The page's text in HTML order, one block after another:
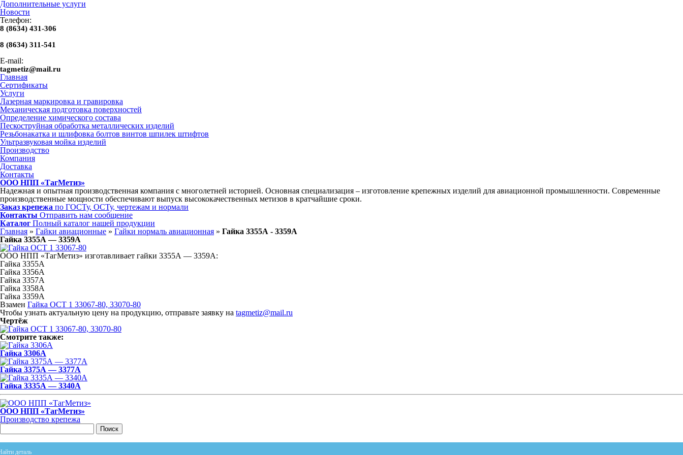
Дополнительные услуги
Новости
Телефон:
8 (8634) 431-306
8 (8634) 311-541
E-mail:
tagmetiz@mail.ru
Главная
Сертификаты
Услуги
Лазерная маркировка и гравировка
Механическая подготовка поверхностей
Определение химического состава
Пескоструйная обработка металлических изделий
Резьбонакатка и шлифовка болтов винтов шпилек штифтов
Ультразвуковая мойка изделий
Производство
Компания
Доставка
Контакты
ООО НПП «ТагМетиз»
Надежная и опытная производственная компания с многолетней историей. Основная специализация – изготовление крепежных изделий для авиационной промышленности. Современные
производственные мощности обеспечивают выпуск высококачественных метизов в кратчайшие сроки.
Заказ крепежа по ГОСТу, ОСТу, чертежам и нормали
Контакты Отправить нам сообщение
Каталог Полный каталог нашей продукции
Главная » Гайки авиационные » Гайки нормаль авиационная » Гайка 3355А - 3359А
Гайка 3355А — 3359А
ООО НПП «ТагМетиз» изготавливает гайки 3355А — 3359А:
Гайка 3355А
Гайка 3356А
Гайка 3357А
Гайка 3358А
Гайка 3359А
Взамен Гайка ОСТ 1 33067-80, 33070-80
Чтобы узнать актуальную цену на продукцию, отправьте заявку на tagmetiz@mail.ru
Чертёж
Смотрите также:
Гайка 3306А
Гайка 3375А — 3377А
Гайка 3335А — 3340А
ООО НПП «ТагМетиз»
Производство крепежа
Поиск